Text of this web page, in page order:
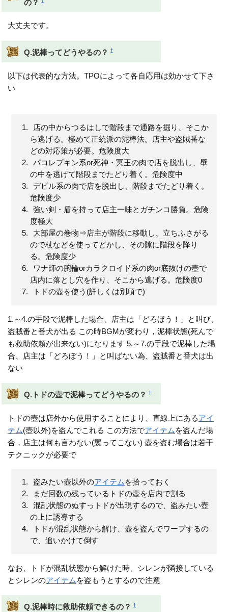
の？
大丈夫です。
Q.泥棒ってどうやるの？ †
以下は代表的な方法。TPOによって各自応用は効かせて下さ
い
店の中からつるはしで階段まで通路を掘り、そこか
ら逃げる。極めて正統派の泥棒法。店主や盗賊番な
どの対応策が必要。危険度大
パコレプキン系or死神・冥王の肉で店を脱出し、壁
の中を逃げて階段までたどり着く。危険度中
デビル系の肉で店を脱出し、階段までたどり着く。
危険度少
強い剣・盾を持って店主一味とガチンコ勝負。危険
度極大
大部屋の巻物⇒店主が階段に移動し、立ちふさがる
ので杖などを使ってどかし、その隙に階段を降り
る。危険度少
ワナ師の腕輪orカラクロイド系の肉or底抜けの壺で
店内に落とし穴を作り、そこから逃げる。危険度0
トドの壺を使う(詳しくは別項で)
1.～4.の手段で泥棒した場合、店主は「どろぼう！」と叫び、
盗賊番と番犬が出る この時BGMが変わり，泥棒状態(死んで
も救助依頼が出来ない)になります 5.～7.の手段で泥棒した場
合、店主は「どろぼう！」と叫ばない為、盗賊番と番犬は出
ない
Q.トドの壺で泥棒ってどうやるの？ †
トドの壺は店外から使用することにより、直線上にあるアイ
テム(壺以外)を盗んでこれる この方法でアイテム を盗んだ場
合，店主は何も言わない(襲ってこない) 壺を盗む場合は若干
テクニックが必要で
盗みたい壺以外のアイテム を拾っておく
まだ回数の残っているトドの壺を店内で割る
混乱状態のぬすっトドが出現するので、盗みたい壺
の上に誘導する
トドが混乱状態から解け、壺を盗んでワープするの
で、追いかけて倒す
なお、トドが混乱状態から解けた時、シレンが隣接している
とシレンのアイテム を盗もうとするので注意
Q.泥棒時に救助依頼できるの？ †